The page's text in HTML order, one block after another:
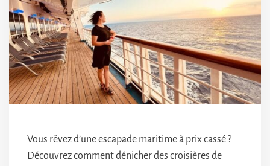
Vous rêvez d’une escapade maritime à prix cassé ?
Découvrez comment dénicher des croisières de